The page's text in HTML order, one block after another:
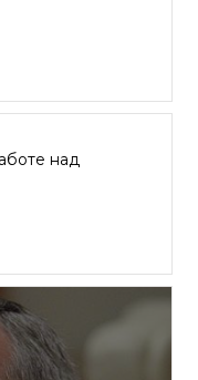
над